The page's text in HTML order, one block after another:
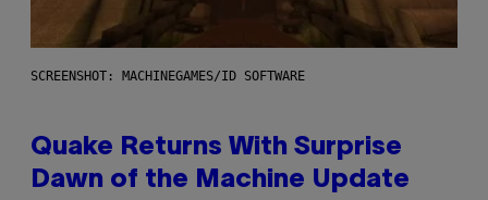
SCREENSHOT: MACHINEGAMES/ID SOFTWARE
Quake Returns With Surprise
Dawn of the Machine Update